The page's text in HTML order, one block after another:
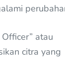
atau
citra yang